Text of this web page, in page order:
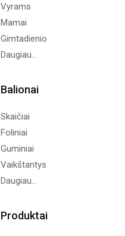
Vyrams
Mamai
Gimtadienio
Daugiau...
Balionai
Skaičiai
Foliniai
Guminiai
Vaikštantys
Daugiau...
Produktai